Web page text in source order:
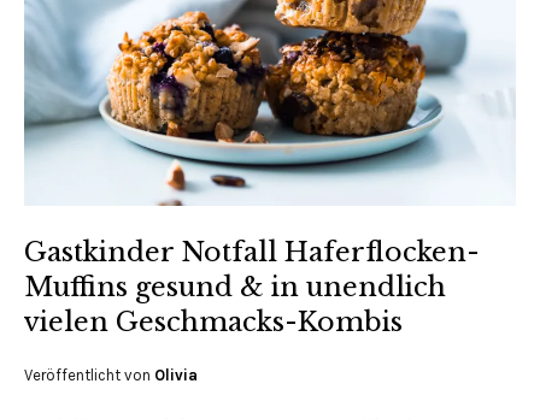
Gastkinder Notfall Haferflocken-
Muffins gesund & in unendlich
vielen Geschmacks-Kombis
Veröffentlicht von Olivia